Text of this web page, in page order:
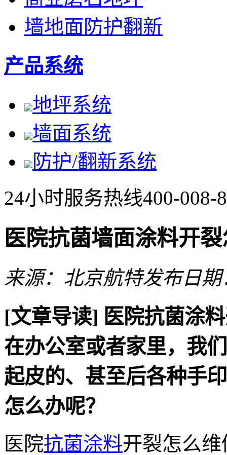
墙地面防护翻新
产品系统
地坪系统
墙面系统
防护/翻新系统
24小时服务热线400-008-
医院抗菌墙面涂料开
来源：北京航特发布日期
[文章导读] 医院抗菌涂
在办公室或者家里，我
起皮的、甚至后各种手
怎么办呢？
医院抗菌涂料开裂怎么